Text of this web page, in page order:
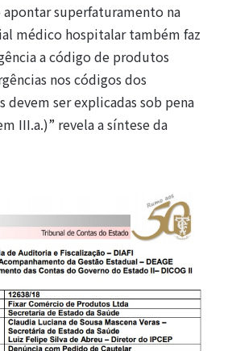
superfaturamento na
médico hospitalar também faz
a código de produtos
nos códigos dos
devem ser explicadas sob pena
III.a.)” revela a síntese da